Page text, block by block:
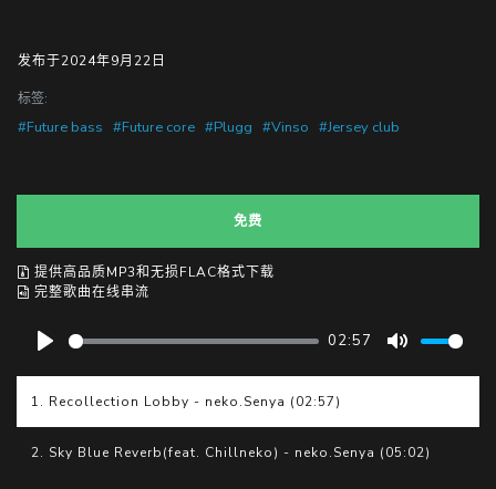
发布于2024年9月22日
标签:
#Future bass #Future core #Plugg #Vinso #Jersey club
免费
提供高品质MP3和无损FLAC格式下载
完整歌曲在线串流
02:57
1. Recollection Lobby - neko.Senya (02:57)
2. Sky Blue Reverb(feat. Chillneko) - neko.Senya (05:02)